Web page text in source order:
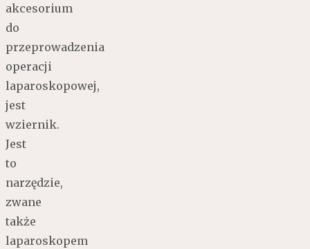
akcesorium
do
przeprowadzenia
operacji
laparoskopowej,
jest
wziernik.
Jest
to
narzędzie,
zwane
także
laparoskopem